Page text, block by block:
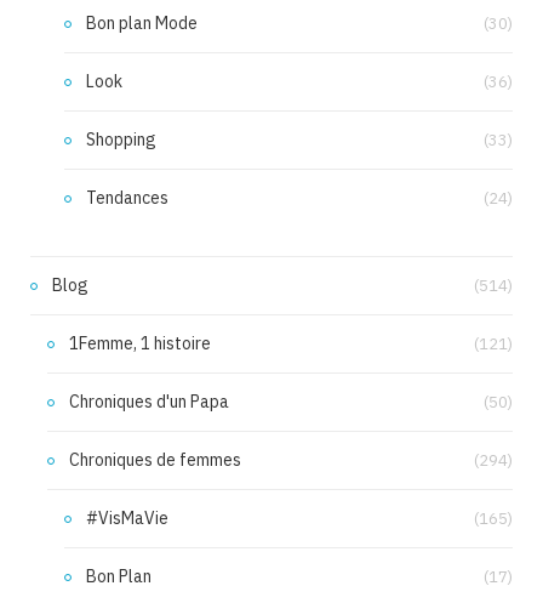
Bon plan Mode (30)
Look (36)
Shopping (33)
Tendances (24)
Blog (514)
1Femme, 1 histoire (121)
Chroniques d'un Papa (50)
Chroniques de femmes (294)
#VisMaVie (165)
Bon Plan (17)